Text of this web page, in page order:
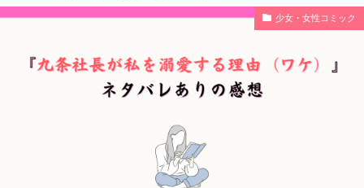
少女・女性コミック